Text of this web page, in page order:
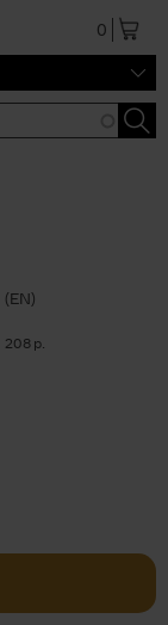
0
(EN)
208